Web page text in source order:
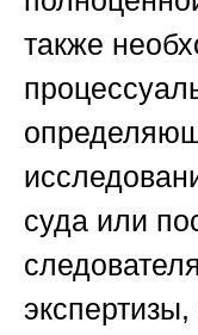
также
суда или
экспертизы,